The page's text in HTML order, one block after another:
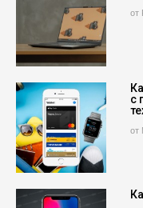
от
с
от